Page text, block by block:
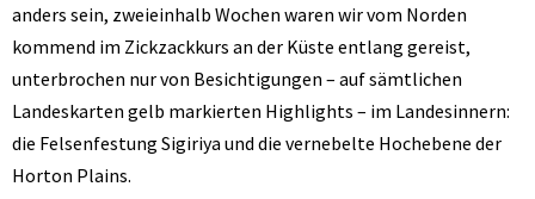
anders sein, zweieinhalb Wochen waren wir vom Norden
kommend im Zickzackkurs an der Küste entlang gereist,
unterbrochen nur von Besichtigungen – auf sämtlichen
Landeskarten gelb markierten Highlights – im Landesinnern:
die Felsenfestung Sigiriya und die vernebelte Hochebene der
Horton Plains.